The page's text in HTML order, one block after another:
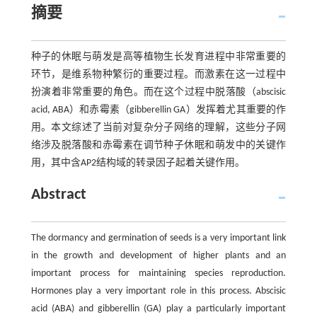
摘要
种子的休眠与萌发是高等植物生长发育进程中非常重要的
环节，是维系物种繁衍的重要过程。而激素在这一过程中
扮演着非常重要的角色。而在这个过程中脱落酸（abscisic
acid, ABA）和赤霉素（gibberellin GA）发挥着尤其重要的作
用。本文综述了当前对复杂分子网络的理解，这些分子网
络涉及脱落酸和赤霉素在调节种子休眠和萌发中的关键作
用，其中含AP2结构域的转录因子起着关键作用。
Abstract
The dormancy and germination of seeds is a very important link
in the growth and development of higher plants and an
important process for maintaining species reproduction.
Hormones play a very important role in this process. Abscisic
acid (ABA) and gibberellin (GA) play a particularly important